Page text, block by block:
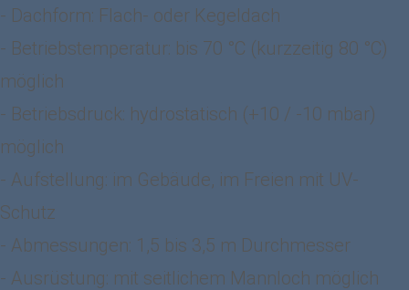
- Dachform: Flach- oder Kegeldach
- Betriebstemperatur: bis 70 °C (kurzzeitig 80 °C)
möglich
- Betriebsdruck: hydrostatisch (+10 / -10 mbar)
möglich
- Aufstellung: im Gebäude, im Freien mit UV-
Schutz
- Abmessungen: 1,5 bis 3,5 m Durchmesser
- Ausrüstung: mit seitlichem Mannloch möglich